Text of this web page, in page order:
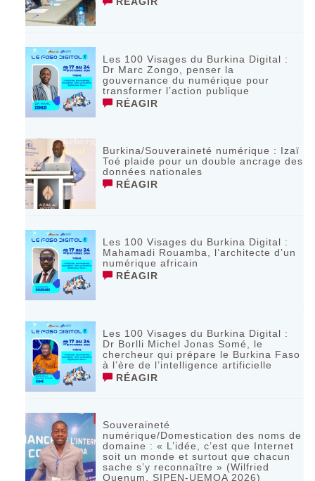
Les 100 Visages du Burkina Digital :
Dr Marc Zongo, penser la
gouvernance du numérique pour
transformer l’action publique
RÉAGIR
Burkina/Souveraineté numérique : Izaï
Toé plaide pour un double ancrage des
données nationales
RÉAGIR
Les 100 Visages du Burkina Digital :
Mahamadi Rouamba, l’architecte d’un
numérique africain
RÉAGIR
Les 100 Visages du Burkina Digital :
Dr Borlli Michel Jonas Somé, le
chercheur qui prépare le Burkina Faso
à l’ère de l’intelligence artificielle
RÉAGIR
Souveraineté
numérique/Domestication des noms de
domaine : « L’idée, c’est que Internet
soit un monde et surtout que chacun
sache s’y reconnaître » (Wilfried
Quenum, SIPEN-UEMOA 2026)